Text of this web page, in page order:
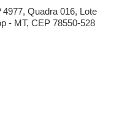
4977, Quadra 016, Lote
- MT, CEP 78550-528